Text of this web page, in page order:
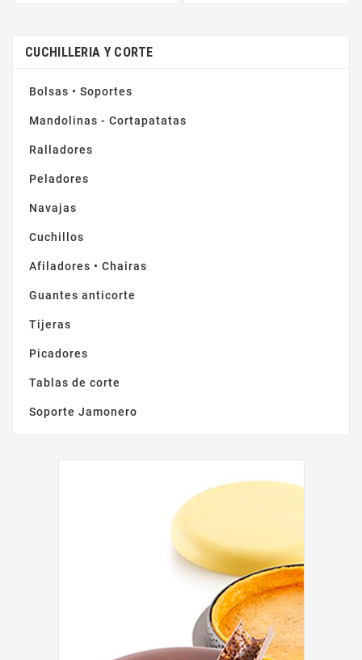
CUCHILLERIA Y CORTE
Bolsas • Soportes
Mandolinas - Cortapatatas
Ralladores
Peladores
Navajas
Cuchillos
Afiladores • Chairas
Guantes anticorte
Tijeras
Picadores
Tablas de corte
Soporte Jamonero